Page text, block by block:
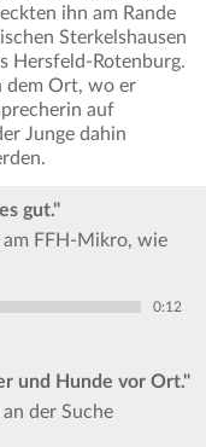
ihn am Rande
Sterkelshausen
Hersfeld-Rotenburg.
dem Ort, wo er
auf
Junge dahin
gut."
am FFH-Mikro, wie
0:12
und Hunde vor Ort."
der Suche